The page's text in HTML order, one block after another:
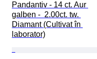
Pandantiv - 14 ct. Aur
galben -  2.00ct. tw.
Diamant (Cultivat în
laborator)